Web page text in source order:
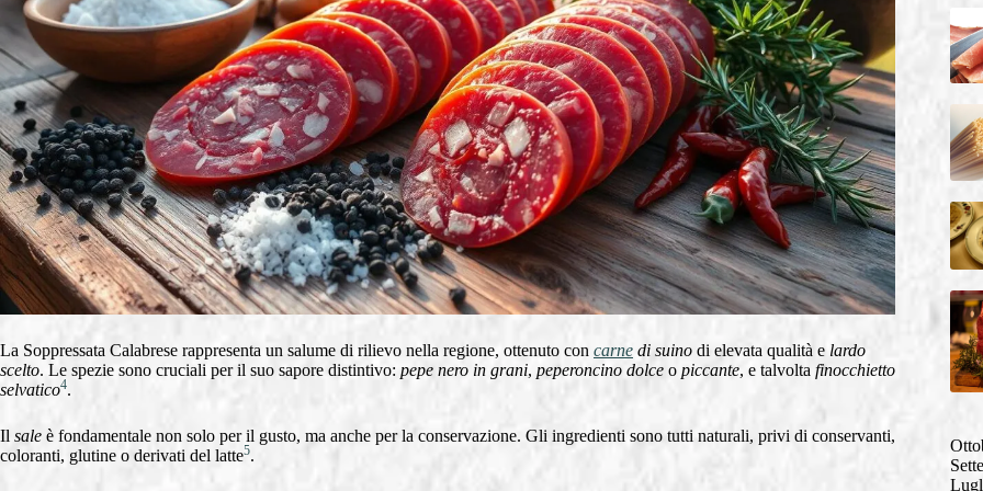
La Soppressata Calabrese rappresenta un salume di rilievo nella regione, ottenuto con carne di suino di elevata qualità e lardo
scelto. Le spezie sono cruciali per il suo sapore distintivo: pepe nero in grani, peperoncino dolce o piccante, e talvolta finocchietto
selvatico4.
Il sale è fondamentale non solo per il gusto, ma anche per la conservazione. Gli ingredienti sono tutti naturali, privi di conservanti,
coloranti, glutine o derivati del latte5.